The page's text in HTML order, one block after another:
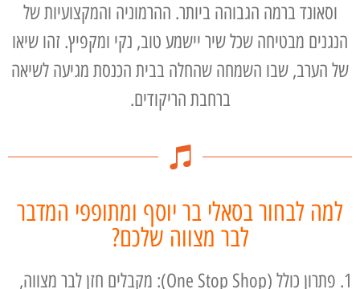
וסאונד ברמה הגבוהה ביותר. ההרמוניה והמקצועיות של
הנגנים מבטיחה שכל שיר יישמע טוב, נקי ומקפיץ. זהו שיאו
של הערב, שבו השמחה שהחלה בבית הכנסת מגיעה לשיאה
ברחבת הריקודים.
למה לבחור בסאלי בר יוסף ומתופפי המדבר
לבר מצווה שלכם?
1. פתרון כולל (One Stop Shop): מקבלים חזן לבר מצווה,